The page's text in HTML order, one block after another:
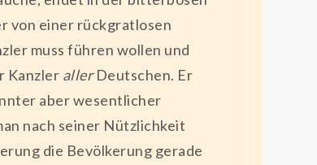
von einer rückgratlosen
muss führen wollen und
Kanzler allerDeutschen. Er
aber wesentlicher
nach seiner Nützlichkeit
die Bevölkerung gerade